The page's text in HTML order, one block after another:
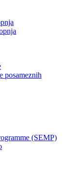
posameznih
(SEMP)